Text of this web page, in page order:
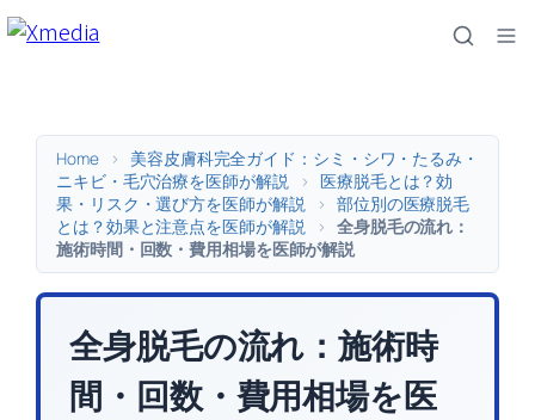
内
Home >
美容皮膚科完全ガイド：シミ・シワ・たるみ・
ニキビ・毛穴治療を医師が解説
>
医療脱毛とは？効
果・リスク・選び方を医師が解説
>
部位別の医療脱毛
とは？効果と注意点を医師が解説
>
全身脱毛の流れ：
施術時間・回数・費用相場を医師が解説
全身脱毛の流れ：施術時
間・回数・費用相場を医